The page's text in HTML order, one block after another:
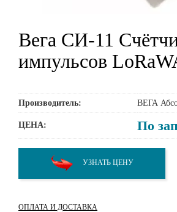
Вега СИ-11
импульсов
Производитель: ВЕГА
ЦЕНА: По
УЗНАТЬ ЦЕНУ
ОПЛАТА И ДОСТАВКА